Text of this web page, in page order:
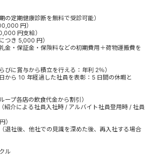
の定期健康診断を無料で受診可能）
円）
円支給）
つき 5,000 円）
金・保証金・保険料などの初期費用＋荷物運搬費を
に賞与から積立を行える：年利 2％）
から 10 年経過した社員を表彰：5 日間の休暇と
プ各店の飲食代金から割引）
紹介による社員入社時 / アルバイト社員登用時 / 社員
）
退社後、他社での見識を深めた後、再入社する場合
ル